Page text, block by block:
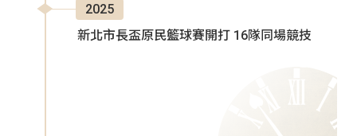
2025
新北市長盃原民籃球賽開打 16隊同場競技